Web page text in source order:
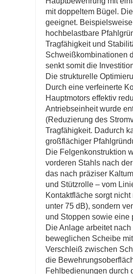
mit doppeltem Bügel.
geeignet.
hochbelastbare
Tragfähigkeit und
Schweißkombinationen
senkt somit die
Die strukturelle
Durch eine verfeinerte
Hauptmotors effektiv
Antriebseinheit wurde
(Reduzierung des
Tragfähigkeit. Dadurch
großflächiger
Die Felgenkonstruktion
vorderen Stahls nach
das nach präziser
und Stützrolle – vom
Kontaktfläche sorgt
unter 75 dB), sondern
und Stoppen sowie eine
Die Anlage arbeitet
beweglichen Scheibe
Verschleiß zwischen
die
Fehlbedienungen durch